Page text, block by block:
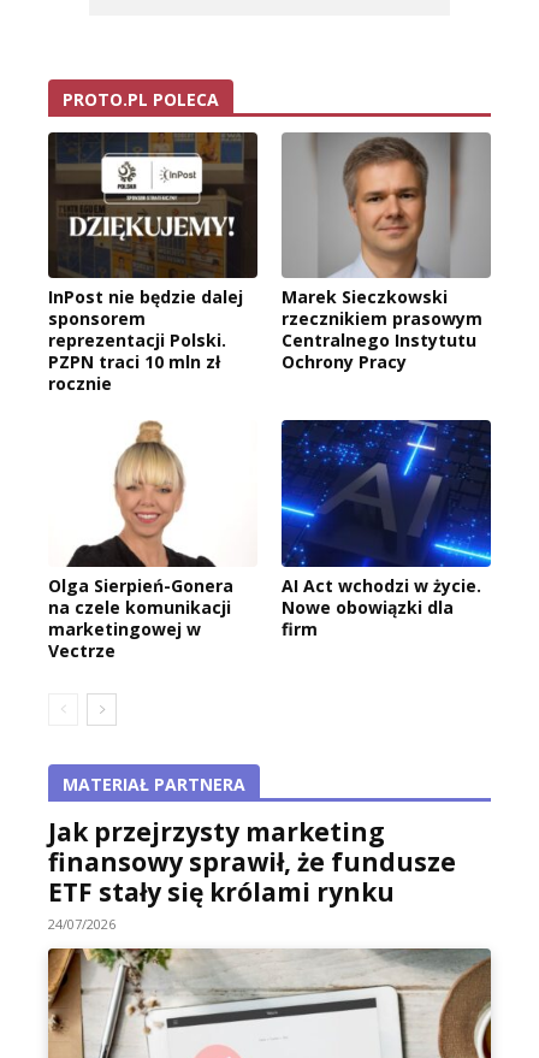
PROTO.PL POLECA
InPost nie będzie dalej
sponsorem
reprezentacji Polski.
PZPN traci 10 mln zł
rocznie
Marek Sieczkowski
rzecznikiem prasowym
Centralnego Instytutu
Ochrony Pracy
Olga Sierpień-Gonera
na czele komunikacji
marketingowej w
Vectrze
AI Act wchodzi w życie.
Nowe obowiązki dla
firm
MATERIAŁ PARTNERA
Jak przejrzysty marketing
finansowy sprawił, że fundusze
ETF stały się królami rynku
24/07/2026